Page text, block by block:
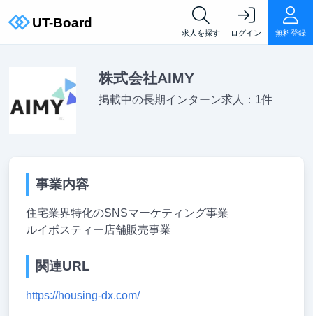
求人を探す ログイン 無料登録
株式会社AIMY
掲載中の長期インターン求人：1件
事業内容
住宅業界特化のSNSマーケティング事業
ルイボスティー店舗販売事業
関連URL
https://housing-dx.com/